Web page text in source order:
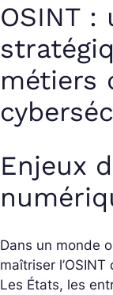
OSINT :
métiers
Enjeux
Dans un monde
maîtriser
Les États, les